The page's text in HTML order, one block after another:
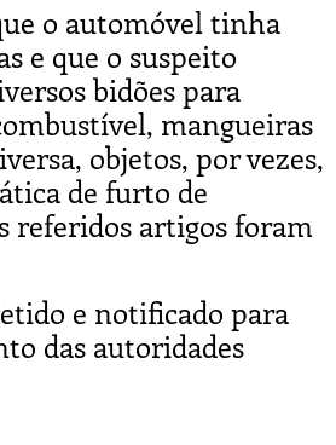
o automóvel tinha
e que o suspeito
bidões para
mangueiras
objetos, por vezes,
de furto de
referidos artigos foram
e notificado para
das autoridades